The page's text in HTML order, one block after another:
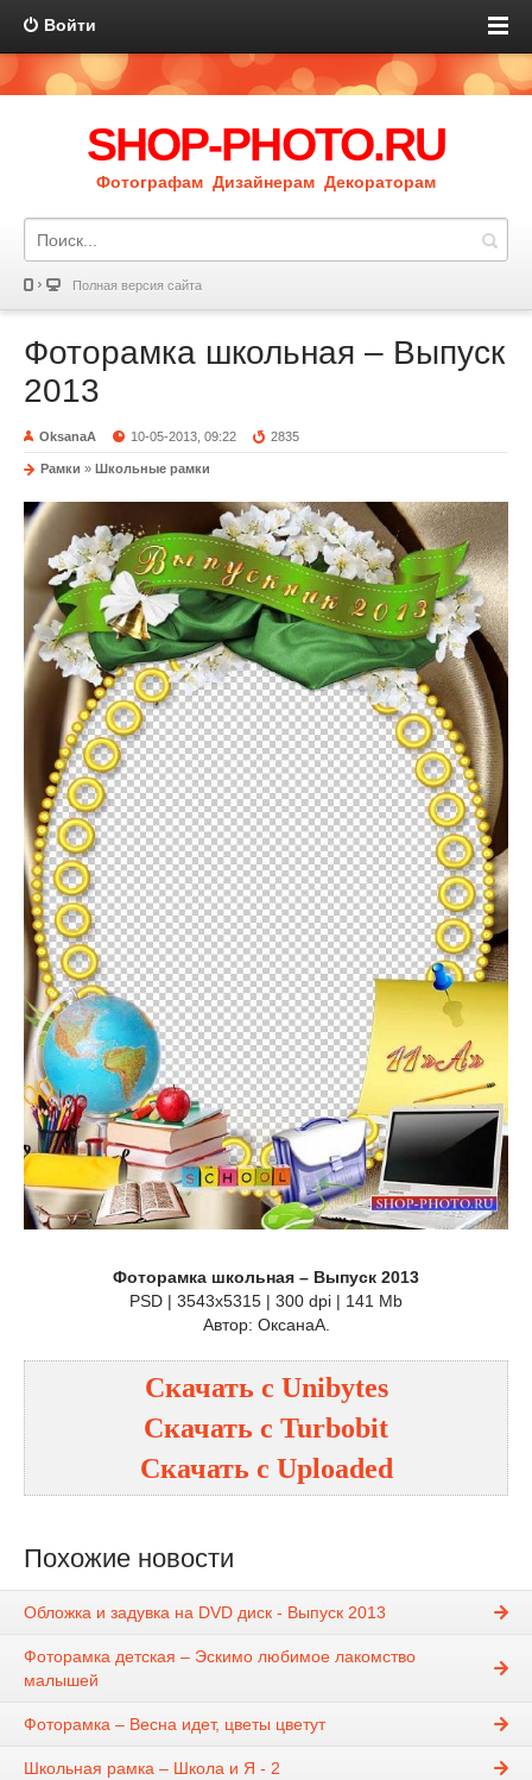
Войти
SHOP-PHOTO.RU
Фотографам Дизайнерам Декораторам
Полная версия сайта
Фоторамка школьная – Выпуск
2013
OksanaA 10-05-2013, 09:22 2835
Рамки » Школьные рамки
Фоторамка школьная – Выпуск 2013
PSD | 3543x5315 | 300 dpi | 141 Mb
Автор: ОксанаА.
Скачать с Unibytes
Скачать с Turbobit
Скачать с Uploaded
Похожие новости
Обложка и задувка на DVD диск - Выпуск 2013
Фоторамка детская – Эскимо любимое лакомство
малышей
Фоторамка – Весна идет, цветы цветут
Школьная рамка – Школа и Я - 2